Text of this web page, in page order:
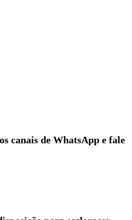
canais de WhatsApp e fale